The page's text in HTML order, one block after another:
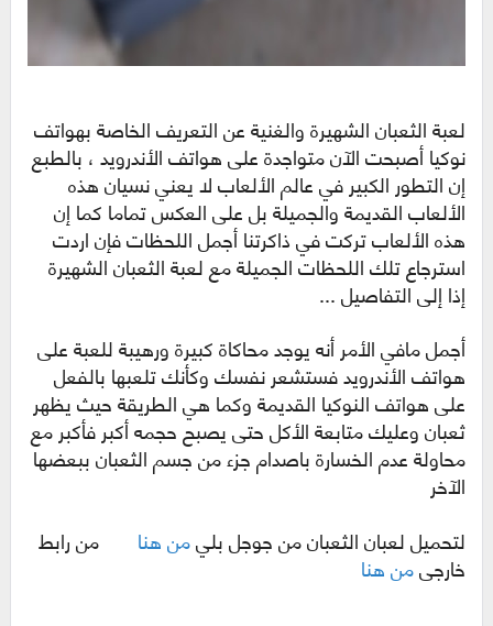
لعبة الثعبان الشهيرة والغنية عن التعريف الخاصة بهواتف
نوكيا أصبحت الآن متواجدة على هواتف الأندرويد ، بالطبع
إن التطور الكبير في عالم الألعاب لا يعني نسيان هذه
الألعاب القديمة والجميلة بل على العكس تماما كما إن
هذه الألعاب تركت في ذاكرتنا أجمل اللحظات فإن اردت
استرجاع تلك اللحظات الجميلة مع لعبة الثعبان الشهيرة
إذا إلى التفاصيل ...
أجمل مافي الأمر أنه يوجد محاكاة كبيرة ورهيبة للعبة على
هواتف الأندرويد فستشعر نفسك وكأنك تلعبها بالفعل
على هواتف النوكيا القديمة وكما هي الطريقة حيث يظهر
ثعبان وعليك متابعة الأكل حتى يصبح حجمه أكبر فأكبر مع
محاولة عدم الخسارة باصدام جزء من جسم الثعبان ببعضها
الآخر
لتحميل لعبان الثعبان من جوجل بليمن هنا من رابط
خارجيمن هنا